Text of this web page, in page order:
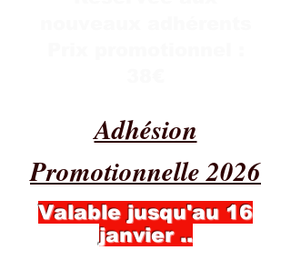
Adhésion
Promotionnelle 2026
Valable jusqu'au 16
janvier ..